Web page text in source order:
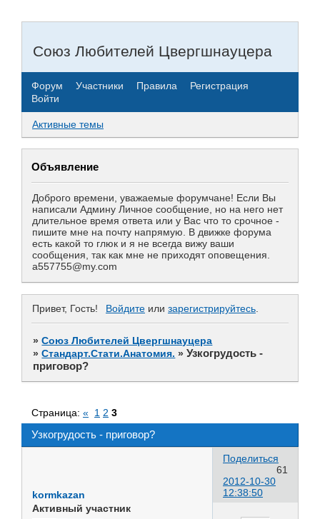
Союз Любителей Цвергшнауцера
Форум Участники Правила
Регистрация
Войти
Активные темы
Объявление
Доброго времени, уважаемые форумчане! Если Вы
написали Админу Личное сообщение, но на него нет
длительное время ответа или у Вас что то срочное -
пишите мне на почту напрямую. В движке форума
есть какой то глюк и я не всегда вижу ваши
сообщения, так как мне не приходят оповещения.
a557755@my.com
Привет, Гость! Войдите или зарегистрируйтесь.
»Союз Любителей Цвергшнауцера
»Стандарт.Стати.Анатомия. »Узкогрудость -
приговор?
Узкогрудость - приговор?
Страница: « 1 2 3
Поделиться
61
2012-10-30
12:38:50
kormkazan
Активный участник